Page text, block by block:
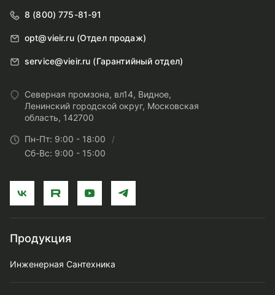
8 (800) 775-81-91
opt@vieir.ru (Отдел продаж)
service@vieir.ru (Гарантийный отдел)
Северная промзона, вл14, Видное,
Ленинский городской округ, Московская
область, 142700
Пн-Пт: 9:00 - 18:00
Сб-Вс: 9:00 - 15:00
Продукция
Инженерная Сантехника